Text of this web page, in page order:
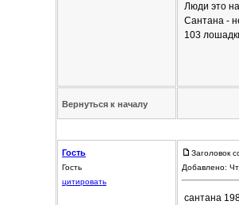
Люди это
Сантана -
103
Вернуться к началу
Гость
Гость
цитировать
Заголовок
Добавлено:
сантана